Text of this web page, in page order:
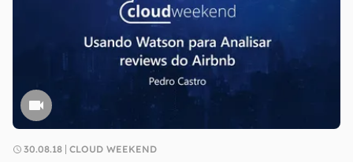
30.08.18 CLOUD WEEKEND